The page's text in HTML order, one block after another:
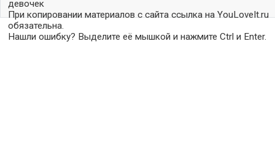
девочек
При копировании материалов с сайта ссылка на YouLoveIt.ru
обязательна.
Нашли ошибку? Выделите её мышкой и нажмите Ctrl и Enter.